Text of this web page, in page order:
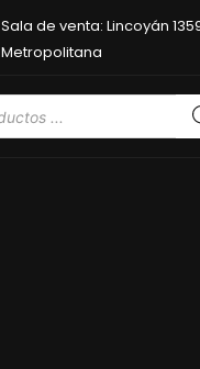
Sala de venta: Lincoyán
Metropolitana